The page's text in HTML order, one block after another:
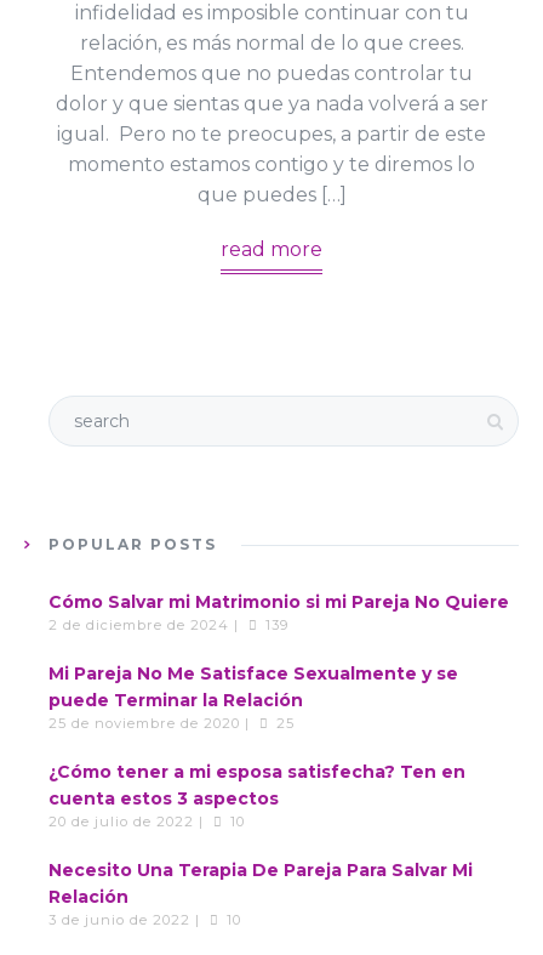
infidelidad es imposible continuar con tu
relación, es más normal de lo que crees.
Entendemos que no puedas controlar tu
dolor y que sientas que ya nada volverá a ser
igual. Pero no te preocupes, a partir de este
momento estamos contigo y te diremos lo
que puedes […]
read more
POPULAR POSTS
Cómo Salvar mi Matrimonio si mi Pareja No Quiere
2 de diciembre de 2024 | 139
Mi Pareja No Me Satisface Sexualmente y se
puede Terminar la Relación
25 de noviembre de 2020 | 25
¿Cómo tener a mi esposa satisfecha? Ten en
cuenta estos 3 aspectos
20 de julio de 2022 | 10
Necesito Una Terapia De Pareja Para Salvar Mi
Relación
3 de junio de 2022 | 10